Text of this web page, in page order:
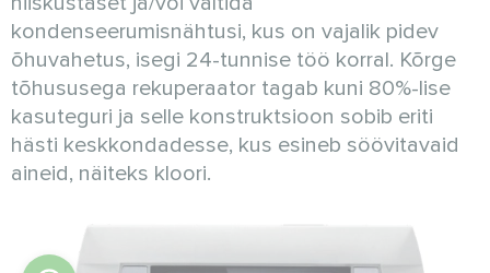
kondenseerumisnähtusi, kus on vajalik pidev
õhuvahetus, isegi 24-tunnise töö korral. Kõrge
tõhususega rekuperaator tagab kuni 80%-lise
kasuteguri ja selle konstruktsioon sobib eriti
hästi keskkondadesse, kus esineb söövitavaid
aineid, näiteks kloori.